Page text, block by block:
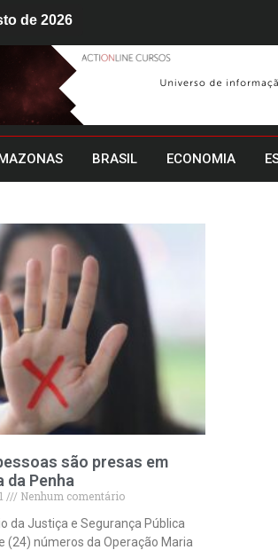
de 2026
BRASIL ECONOMIA
são presas em
da Penha
Nenhum comentário
da Justiça e Segurança Pública
(24) números da Operação Maria